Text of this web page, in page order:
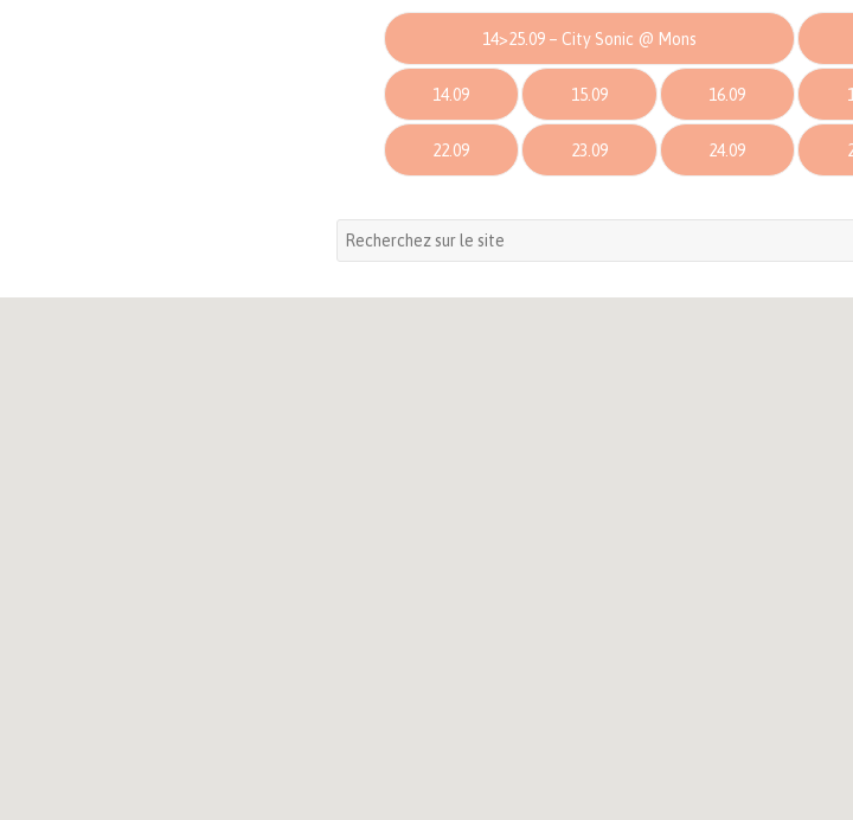
14>25.09 – City Sonic @ Mons
14.09 15.09 16.09
22.09 23.09 24.09